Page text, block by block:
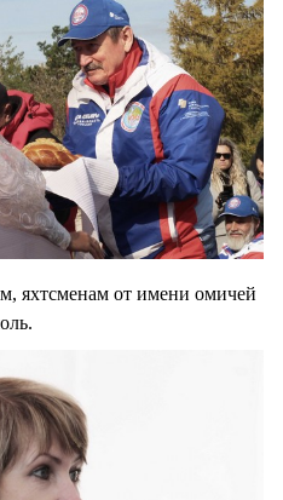
яхтсменам от имени омичей